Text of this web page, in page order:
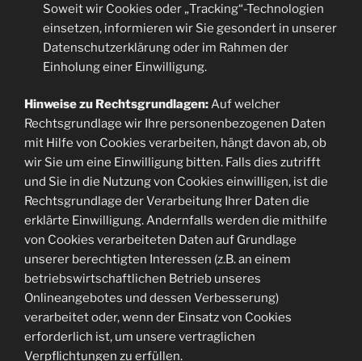
Soweit wir Cookies oder „Tracking“-Technologien
einsetzen, informieren wir Sie gesondert in unserer
Datenschutzerklärung oder im Rahmen der
Einholung einer Einwilligung.
Hinweise zu Rechtsgrundlagen:Auf welcher
Rechtsgrundlage wir Ihre personenbezogenen Daten
mit Hilfe von Cookies verarbeiten, hängt davon ab, ob
wir Sie um eine Einwilligung bitten. Falls dies zutrifft
und Sie in die Nutzung von Cookies einwilligen, ist die
Rechtsgrundlage der Verarbeitung Ihrer Daten die
erklärte Einwilligung. Andernfalls werden die mithilfe
von Cookies verarbeiteten Daten auf Grundlage
unserer berechtigten Interessen (z.B. an einem
betriebswirtschaftlichen Betrieb unseres
Onlineangebotes und dessen Verbesserung)
verarbeitet oder, wenn der Einsatz von Cookies
erforderlich ist, um unsere vertraglichen
Verpflichtungen zu erfüllen.